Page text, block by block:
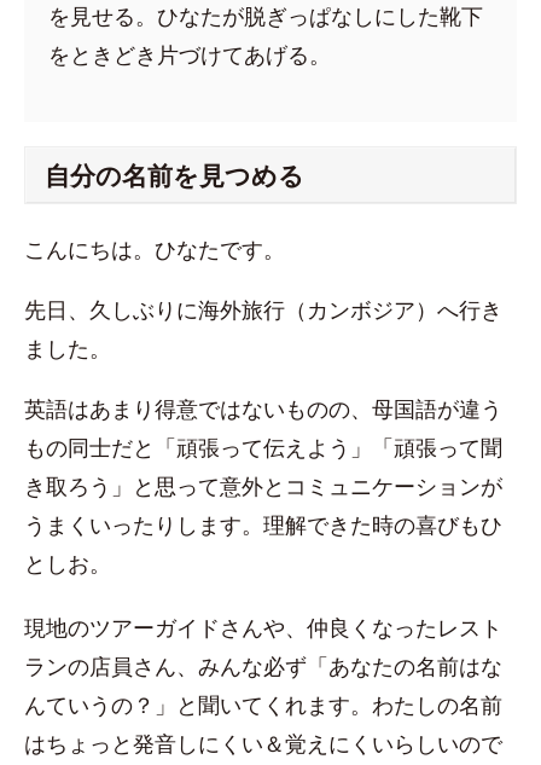
を見せる。ひなたが脱ぎっぱなしにした靴下
をときどき片づけてあげる。
自分の名前を見つめる
こんにちは。ひなたです。
先日、久しぶりに海外旅行（カンボジア）へ行き
ました。
英語はあまり得意ではないものの、母国語が違う
もの同士だと「頑張って伝えよう」「頑張って聞
き取ろう」と思って意外とコミュニケーションが
うまくいったりします。理解できた時の喜びもひ
としお。
現地のツアーガイドさんや、仲良くなったレスト
ランの店員さん、みんな必ず「あなたの名前はな
んていうの？」と聞いてくれます。わたしの名前
はちょっと発音しにくい＆覚えにくいらしいので